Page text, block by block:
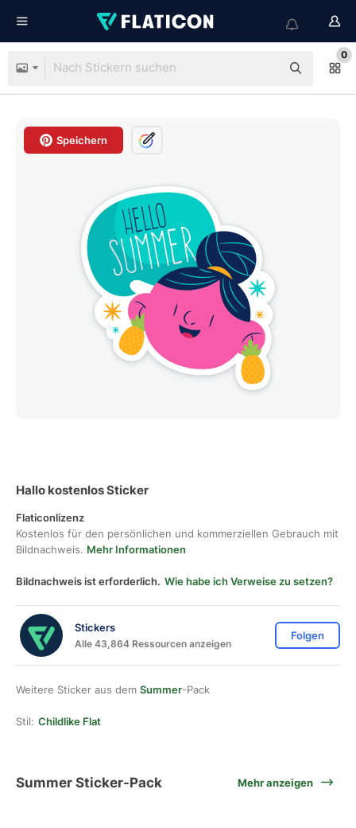
0
Speichern
Hallo kostenlos Sticker
Flaticonlizenz
Kostenlos für den persönlichen und kommerziellen Gebrauch mit
Bildnachweis. Mehr Informationen
Bildnachweis ist erforderlich. Wie habe ich Verweise zu setzen?
Stickers
Alle 43,864 Ressourcen anzeigen
Folgen
Weitere Sticker aus dem Summer-Pack
Stil: Childlike Flat
Summer Sticker-Pack Mehr anzeigen